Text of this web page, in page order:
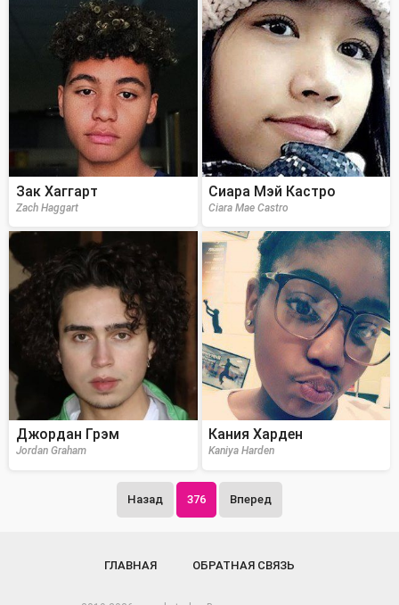
Зак Хаггарт
Zach Haggart
Сиара Мэй Кастро
Ciara Mae Castro
Джордан Грэм
Jordan Graham
Кания Харден
Kaniya Harden
Назад 376 Вперед
ГЛАВНАЯ ОБРАТНАЯ СВЯЗЬ